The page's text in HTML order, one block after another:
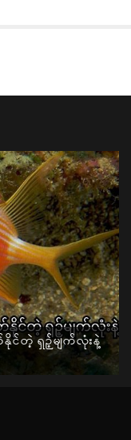
င်တဲ့ ရှဉ့်မျက်လုံးနဲ့